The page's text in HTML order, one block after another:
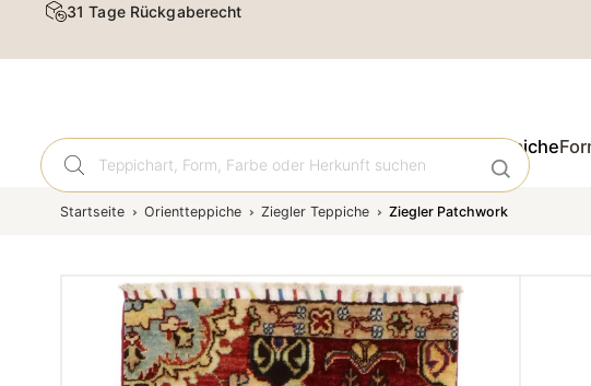
31 Tage Rückgaberecht
Orientteppiche
Startseite Orientteppiche Ziegler Teppiche Ziegler Patchwork